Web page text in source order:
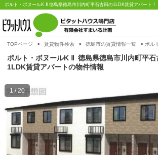
ポルト・ボヌールK Ⅱ 徳島県徳島市川内町平石古田の1LDK賃貸アパート
TOPページ 賃貸物件検索 徳島市の賃貸情報一覧 ポル
ポルト・ボヌールK Ⅱ 徳島県徳島市川内町平石
1LDK賃貸アパートの物件情報
1 / 20